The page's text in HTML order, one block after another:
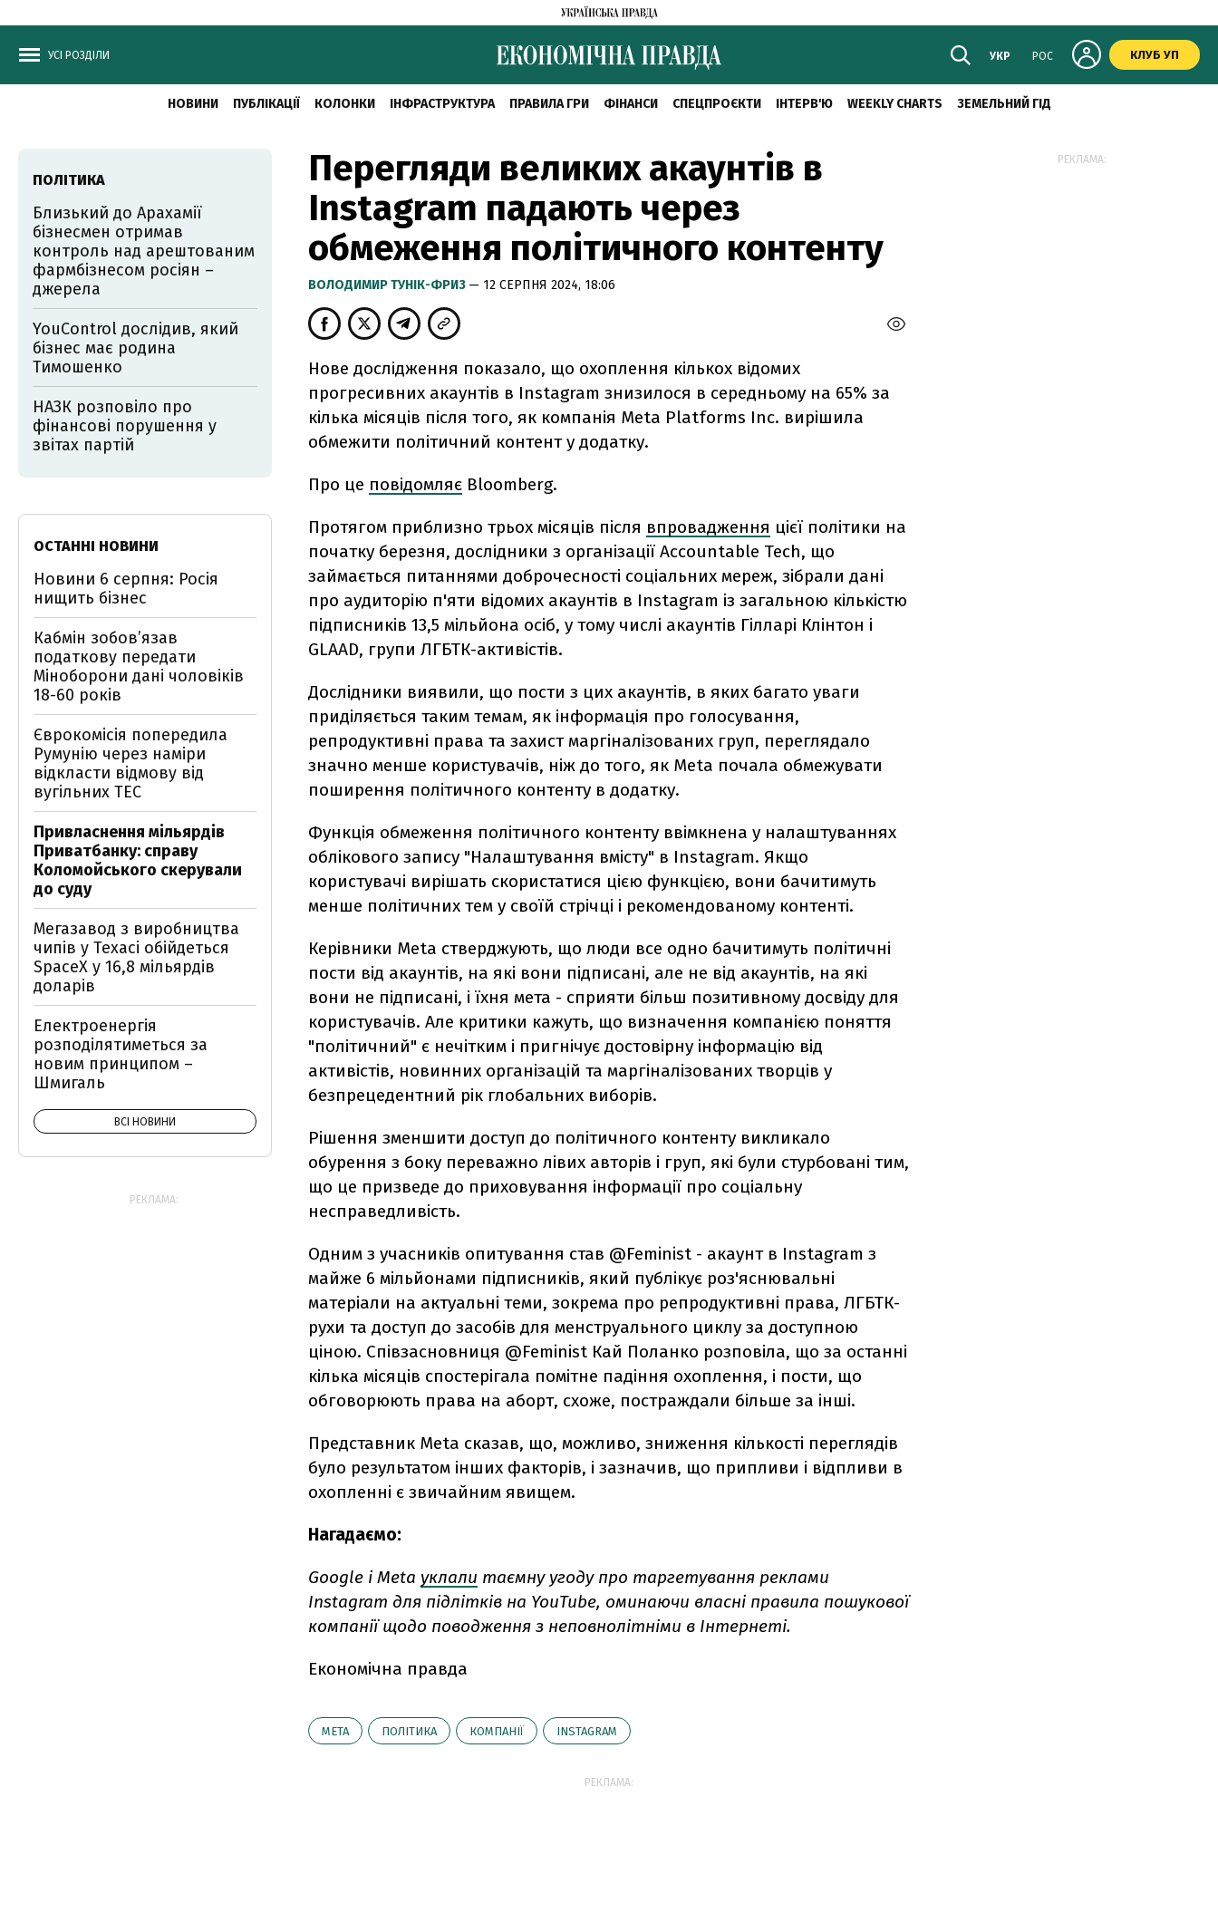
УСІ РОЗДІЛИ УКР РОС КЛУБ УП
НОВИНИ ПУБЛІКАЦІЇ КОЛОНКИ ІНФРАСТРУКТУРА ПРАВИЛА ГРИ ФІНАНСИ СПЕЦПРОЄКТИ ІНТЕРВ'Ю WEEKLY CHARTS ЗЕМЕЛЬНИЙ ГІД
Перегляди великих акаунтів в
Instagram падають через
обмеження політичного контенту
ВОЛОДИМИР ТУНІК-ФРИЗ — 12 СЕРПНЯ 2024, 18:06
Нове дослідження показало, що охоплення кількох відомих
прогресивних акаунтів в Instagram знизилося в середньому на 65% за
кілька місяців після того, як компанія Meta Platforms Inc. вирішила
обмежити політичний контент у додатку.
Про це повідомляє Bloomberg.
Протягом приблизно трьох місяців після впровадження цієї політики на
початку березня, дослідники з організації Accountable Tech, що
займається питаннями доброчесності соціальних мереж, зібрали дані
про аудиторію п'яти відомих акаунтів в Instagram із загальною кількістю
підписників 13,5 мільйона осіб, у тому числі акаунтів Гілларі Клінтон і
GLAAD, групи ЛГБТК-активістів.
Дослідники виявили, що пости з цих акаунтів, в яких багато уваги
приділяється таким темам, як інформація про голосування,
репродуктивні права та захист маргіналізованих груп, переглядало
значно менше користувачів, ніж до того, як Meta почала обмежувати
поширення політичного контенту в додатку.
Функція обмеження політичного контенту ввімкнена у налаштуваннях
облікового запису "Налаштування вмісту" в Instagram. Якщо
користувачі вирішать скористатися цією функцією, вони бачитимуть
менше політичних тем у своїй стрічці і рекомендованому контенті.
Керівники Meta стверджують, що люди все одно бачитимуть політичні
пости від акаунтів, на які вони підписані, але не від акаунтів, на які
вони не підписані, і їхня мета - сприяти більш позитивному досвіду для
користувачів. Але критики кажуть, що визначення компанією поняття
"політичний" є нечітким і пригнічує достовірну інформацію від
активістів, новинних організацій та маргіналізованих творців у
безпрецедентний рік глобальних виборів.
Рішення зменшити доступ до політичного контенту викликало
обурення з боку переважно лівих авторів і груп, які були стурбовані тим,
що це призведе до приховування інформації про соціальну
несправедливість.
Одним з учасників опитування став @Feminist - акаунт в Instagram з
майже 6 мільйонами підписників, який публікує роз'яснювальні
матеріали на актуальні теми, зокрема про репродуктивні права, ЛГБТК-
рухи та доступ до засобів для менструального циклу за доступною
ціною. Співзасновниця @Feminist Кай Поланко розповіла, що за останні
кілька місяців спостерігала помітне падіння охоплення, і пости, що
обговорюють права на аборт, схоже, постраждали більше за інші.
Представник Meta сказав, що, можливо, зниження кількості переглядів
було результатом інших факторів, і зазначив, що припливи і відпливи в
охопленні є звичайним явищем.
Нагадаємо:
Google і Meta уклали таємну угоду про таргетування реклами
Instagram для підлітків на YouTube, оминаючи власні правила пошукової
компанії щодо поводження з неповнолітніми в Інтернеті.
Економічна правда
META ПОЛІТИКА КОМПАНІЇ INSTAGRAM
РЕКЛАМА:
ПОЛІТИКА
Близький до Арахамії
бізнесмен отримав
контроль над арештованим
фармбізнесом росіян –
джерела
YouControl дослідив, який
бізнес має родина
Тимошенко
НАЗК розповіло про
фінансові порушення у
звітах партій
ОСТАННІ НОВИНИ
Новини 6 серпня: Росія
нищить бізнес
Кабмін зобовʼязав
податкову передати
Міноборони дані чоловіків
18-60 років
Єврокомісія попередила
Румунію через наміри
відкласти відмову від
вугільних ТЕС
Привласнення мільярдів
Приватбанку: справу
Коломойського скерували
до суду
Мегазавод з виробництва
чипів у Техасі обійдеться
SpaceX у 16,8 мільярдів
доларів
Електроенергія
розподілятиметься за
новим принципом –
Шмигаль
ВСІ НОВИНИ
РЕКЛАМА:
РЕКЛАМА: